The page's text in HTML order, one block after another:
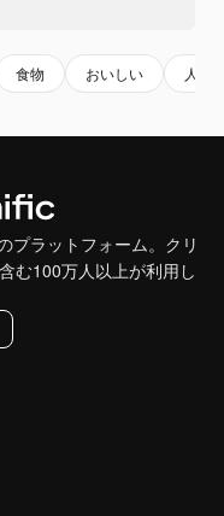
食物 おいしい 人
プラットフォーム。クリ
む100万人以上が利用し